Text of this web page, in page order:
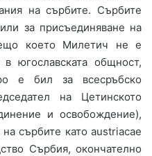
на сърбите. Сърбите
за присъединяване на
което Милетич не е
югославската общност,
е бил за всесръбско
на Цетинското
и освобождение),
сърбите като austriacae
Сърбия, окончателно